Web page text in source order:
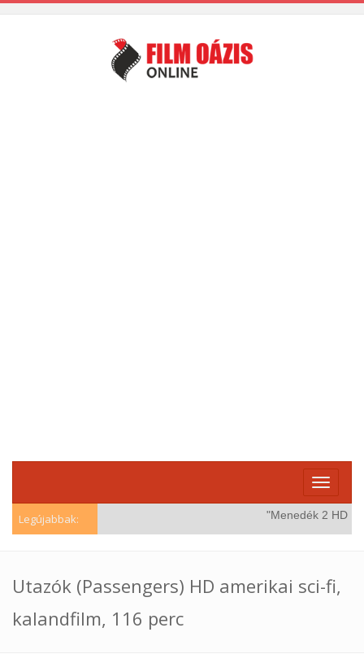
Toggle
Legújabbak: "Menedék 2 HD
Utazók (Passengers) HD amerikai sci-fi,
kalandfilm, 116 perc